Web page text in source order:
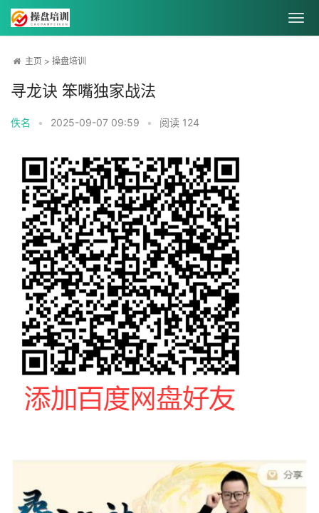
主页 > 操盘培训
寻龙诀 笨嘴独家战法
佚名 • 2025-09-07 09:59 • 阅读 124